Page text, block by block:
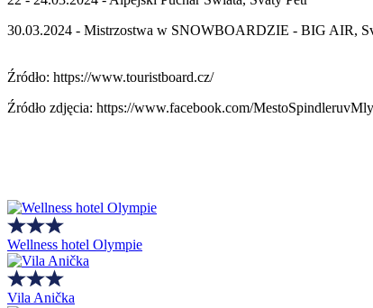
30.03.2024 - Mistrzostwa w SNOWBOARDZIE - BIG AIR,
Źródło: https://www.touristboard.cz/
Źródło zdjęcia: https://www.facebook.com/
Wellness hotel Olympie
Vila Anička